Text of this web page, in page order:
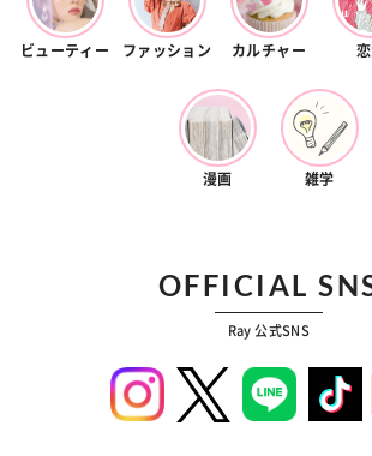
ビューティー ファッション カルチャー
漫画 雑学
OFFICIAL
Ray 公式SNS